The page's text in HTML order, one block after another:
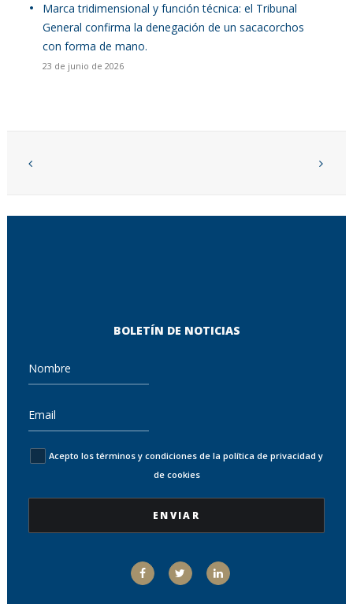
Marca tridimensional y función técnica: el Tribunal
General confirma la denegación de un sacacorchos
con forma de mano.
23 de junio de 2026
BOLETÍN DE NOTICIAS
Acepto los términos y condiciones de la política de privacidad y
de cookies